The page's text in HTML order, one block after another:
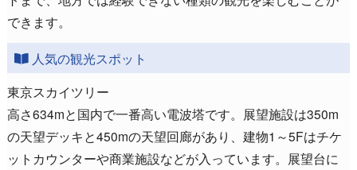
できます。
人気の観光スポット
東京スカイツリー
高さ634mと国内で一番高い電波塔です。展望施設は350m
の天望デッキと450mの天望回廊があり、建物1～5Fはチケ
ットカウンターや商業施設などが入っています。展望台に